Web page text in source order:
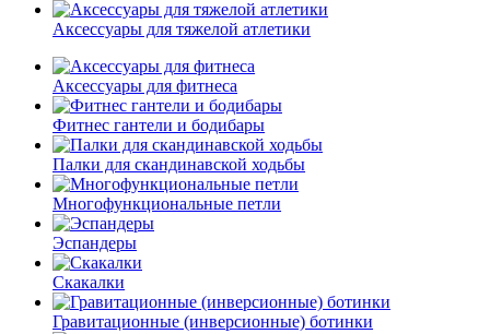
Аксессуары для тяжелой атлетики
Аксессуары для фитнеса
Фитнес гантели и бодибары
Палки для скандинавской ходьбы
Многофункциональные петли
Эспандеры
Скакалки
Гравитационные (инверсионные) ботинки